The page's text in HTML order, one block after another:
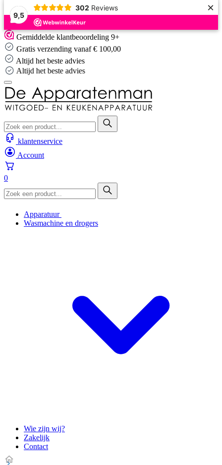
9,5
302 Reviews ×
Skip
to
content
Gemiddelde klantbeoordeling 9+
Gratis verzending vanaf € 100,00
Altijd het beste advies
Altijd het beste advies
klantenservice
Account
0
Apparatuur
Wasmachine en drogers
Wie zijn wij?
Zakelijk
Contact